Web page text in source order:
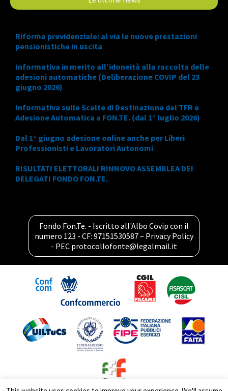
Riforma previdenziale: al via le nuove prestazioni
pensionistiche in uscita
Informativa in merito all’idoneità alla raccolta delle
adesioni automatiche (Deliberazione COVIP del 23
giugno 2026)
Informativa sulle Scelte di Destinazione del TFR e
Adesione Automatica a FON.TE. (dal 1° luglio 2026)
Dal 1° giugno adesione online anche per Liberi
Professionisti e Lavoratori Autonomi
RISULTATI ELETTORALI RINNOVO ASSEMBLEA DEI
DELEGATI FONDO FON.TE.
Fondo Fon.Te. - Iscritto all'Albo Covip con il
numero 123 - CF: 97151530587 – Privacy Policy
- PEC protocollofonte@legalmail.it